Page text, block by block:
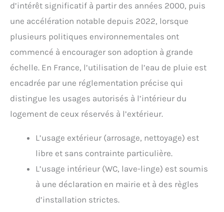
d’intérêt significatif à partir des années 2000, puis
une accélération notable depuis 2022, lorsque
plusieurs politiques environnementales ont
commencé à encourager son adoption à grande
échelle. En France, l’utilisation de l’eau de pluie est
encadrée par une réglementation précise qui
distingue les usages autorisés à l’intérieur du
logement de ceux réservés à l’extérieur.
L’usage extérieur (arrosage, nettoyage) est
libre et sans contrainte particulière.
L’usage intérieur (WC, lave-linge) est soumis
à une déclaration en mairie et à des règles
d’installation strictes.